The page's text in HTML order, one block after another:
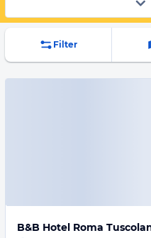
Filter
B&B Hotel Roma